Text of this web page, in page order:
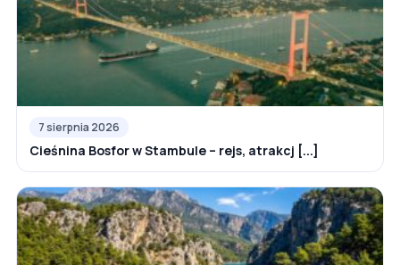
7 sierpnia 2026
Cieśnina Bosfor w Stambule – rejs, atrakcj [...]